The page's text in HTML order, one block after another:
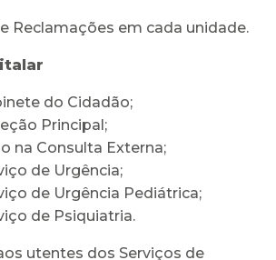
Reclamações em cada unidade.
do Cidadão;
Principal;
na Consulta Externa;
de Urgência;
de Urgência Pediátrica;
de Psiquiatria.
utentes dos Serviços de